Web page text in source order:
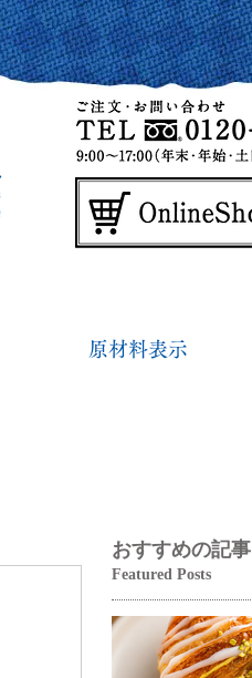
原材料表示
おすすめの記事
Featured Posts